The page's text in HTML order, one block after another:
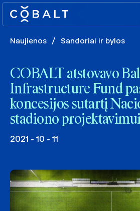
Naujienos / Sandoriai ir bylos
COBALT atstovavo
Infrastructure Fund
koncesijos sutartį
stadiono
2021 - 10 - 11